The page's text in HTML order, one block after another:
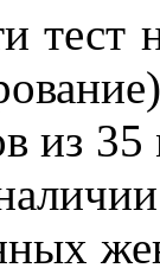
из 35